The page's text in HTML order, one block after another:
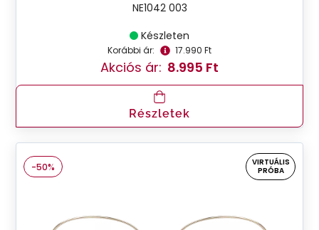
NE1042 003
Készleten
Korábbi ár: 17.990 Ft
Akciós ár: 8.995 Ft
Részletek
-50%
VIRTUÁLIS
PRÓBA